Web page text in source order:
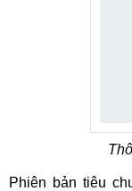
Phiên bản tiêu